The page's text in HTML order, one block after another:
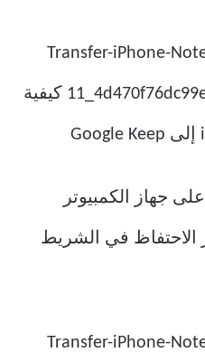
افتح الملاحظة في Gmail على جهاز الكمبيوتر
في الشريط